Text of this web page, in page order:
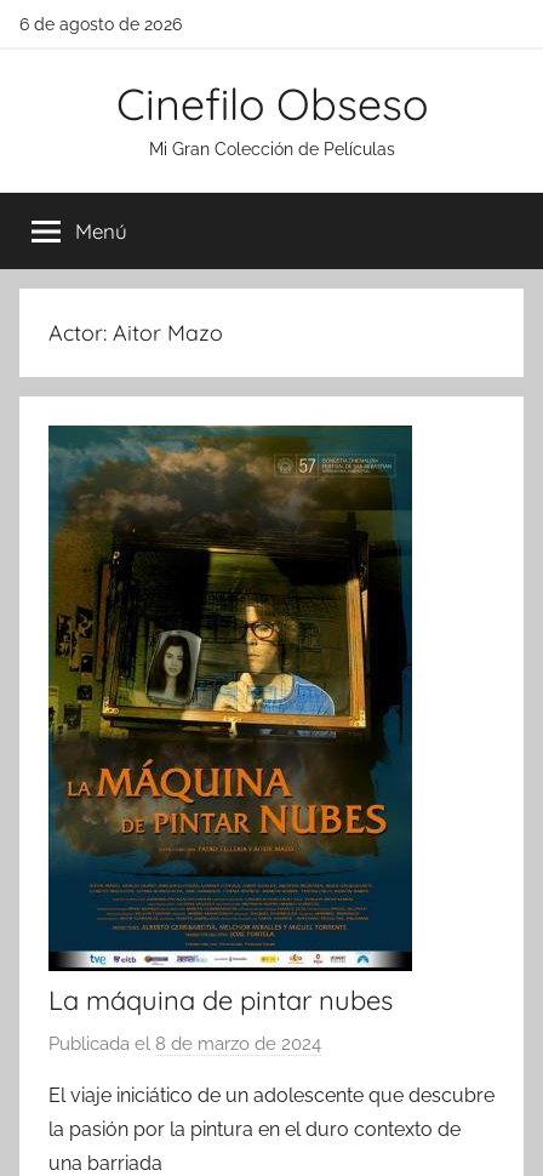
Saltar
6 de agosto de 2026
Cinefilo Obseso
Mi Gran Colección de Películas
Menú
Actor: Aitor Mazo
La máquina de pintar nubes
Publicada el 8 de marzo de 2024
r
El viaje iniciático de un adolescente que descubre
la pasión por la pintura en el duro contexto de
una barriada